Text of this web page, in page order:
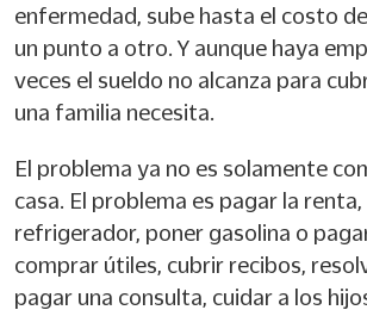
enfermedad, sube hasta el costo
un punto a otro. Y aunque haya
veces el sueldo no alcanza para
una familia necesita.
El problema ya no es solamente
casa. El problema es pagar la renta,
refrigerador, poner gasolina o
comprar útiles, cubrir recibos,
pagar una consulta, cuidar a los